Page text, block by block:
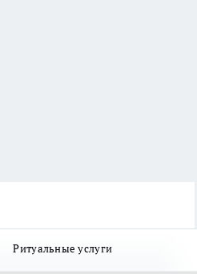
Ритуальные услуги